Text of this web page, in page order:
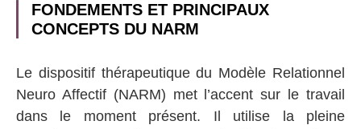
FONDEMENTS ET PRINCIPAUX
CONCEPTS DU NARM
Le dispositif thérapeutique du Modèle Relationnel
Neuro Affectif (NARM) met l’accent sur le travail
dans le moment présent. Il utilise la pleine